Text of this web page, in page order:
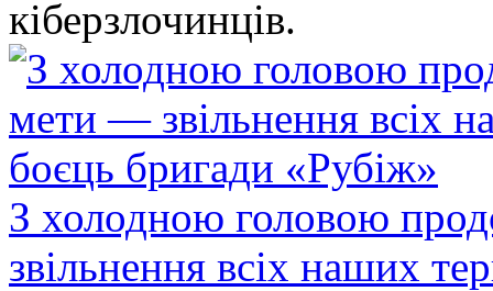
кіберзлочинців.
З холодною головою
звільнення всіх наших